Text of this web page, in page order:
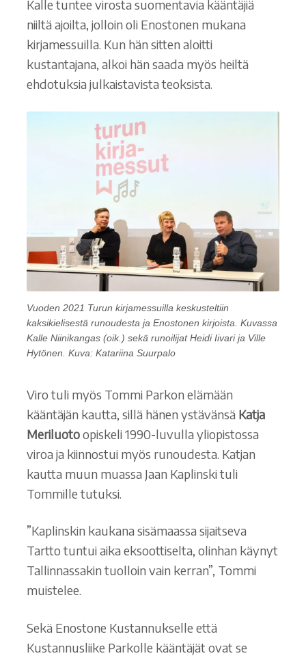
Kalle tuntee virosta suomentavia kääntäjiä
niiltä ajoilta, jolloin oli Enostonen mukana
kirjamessuilla. Kun hän sitten aloitti
kustantajana, alkoi hän saada myös heiltä
ehdotuksia julkaistavista teoksista.
Vuoden 2021 Turun kirjamessuilla keskusteltiin
kaksikielisestä runoudesta ja Enostonen kirjoista. Kuvassa
Kalle Niinikangas (oik.) sekä runoilijat Heidi Iivari ja Ville
Hytönen. Kuva: Katariina Suurpalo
Viro tuli myös Tommi Parkon elämään
kääntäjän kautta, sillä hänen ystävänsä Katja
Meriluotoopiskeli 1990-luvulla yliopistossa
viroa ja kiinnostui myös runoudesta. Katjan
kautta muun muassa Jaan Kaplinski tuli
Tommille tutuksi.
”Kaplinskin kaukana sisämaassa sijaitseva
Tartto tuntui aika eksoottiselta, olinhan käynyt
Tallinnassakin tuolloin vain kerran”, Tommi
muistelee.
Sekä Enostone Kustannukselle että
Kustannusliike Parkolle kääntäjät ovat se